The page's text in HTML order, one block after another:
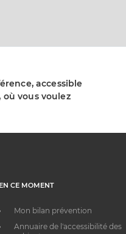
accessible
vous voulez
EN CE MOMENT
Mon bilan prévention
Annuaire de l'accessibilité des